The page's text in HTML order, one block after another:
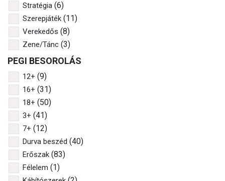
Stratégia (6)
Szerepjáték (11)
Verekedős (8)
Zene/Tánc (3)
PEGI BESOROLÁS
12+ (9)
16+ (31)
18+ (50)
3+ (41)
7+ (12)
Durva beszéd (40)
Erőszak (83)
Félelem (1)